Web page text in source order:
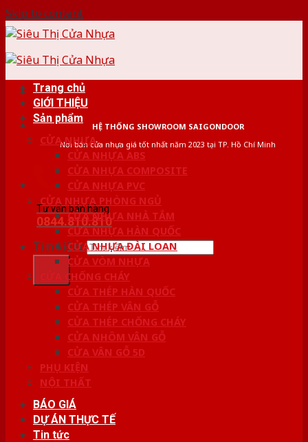
Skip to content
HỆ THỐNG SHOWROOM SAIGONDOOR
Nơi bán cửa nhựa giá tốt nhất năm 2023 tại TP. Hồ Chí Minh
Tư vấn bán hàng
0844.810.810
Tìm kiếm:
Trang chủ
GIỚI THIỆU
Sản phẩm
CỬA NHỰA
CỬA NHỰA ABS
CỬA NHỰA COMPOSITE
CỬA NHỰA PVC
CỬA NHỰA PHÒNG NGỦ
CỬA NHỰA NHÀ TẮM
CỬA NHỰA HÀN QUỐC
CỬA NHỰA ĐÀI LOAN
CỬA VÒM NHỰA
CỬA CHỐNG CHÁY
CỬA THÉP HÀN QUỐC
CỬA THÉP VÂN GỖ
CỬA THÉP CHỐNG CHÁY
CỬA NHÔM VÂN GỖ
CỬA VÂN GỖ 5D
PHỤ KIỆN
NỘI THẤT
BÁO GIÁ
DỰ ÁN THỰC TẾ
Tin tức